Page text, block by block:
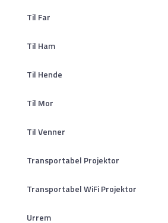
Til Far
Til Ham
Til Hende
Til Mor
Til Venner
Transportabel Projektor
Transportabel WiFi Projektor
Urrem